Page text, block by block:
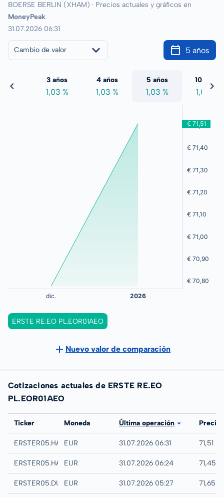
BOERSE BERLIN (XHAM) · Precios actuales y gráficos en
MoneyPeak
31.07.2026 06:31
Cambio de valor 5 años
%
3 años
1,03 %
4 años
1,03 %
5 años
1,03 %
10 años
1,03 %
ERSTE RE.EO PL.EOR01AEO
Nuevo valor de comparación
Cotizaciones actuales de ERSTE RE.EO
PL.EOR01AEO
Bolsa
Ticker Moneda Última operación Precio
Hamburg
ERSTER05.HAMBEUR 31.07.2026 06:31 71,51
Hannover
ERSTER05.HANBEUR 31.07.2026 06:24 71,45
Quotrix
ERSTER05.DUSDEUR 31.07.2026 05:27 71,65